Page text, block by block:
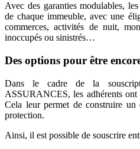
Avec des garanties modulables,
de chaque immeuble, avec une
commerces, activités de nuit,
inoccupés ou sinistrés…
Des options pour être
Dans le cadre de la
ASSURANCES, les adhérents ont
Cela leur permet de construire
protection.
Ainsi, il est possible de souscrire